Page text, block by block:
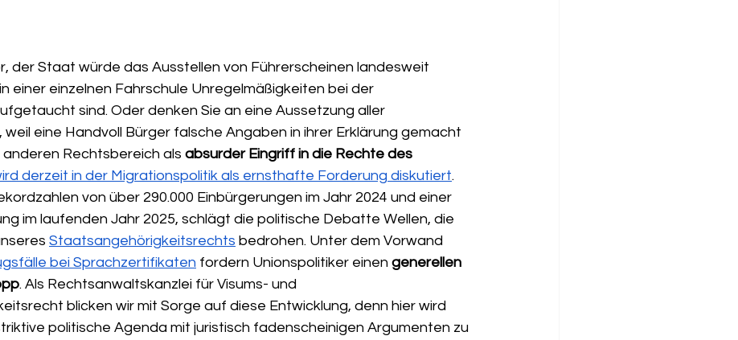
der Staat würde das Ausstellen von Führerscheinen landesweit
einer einzelnen Fahrschule Unregelmäßigkeiten bei der
sind. Oder denken Sie an eine Aussetzung aller
eine Handvoll Bürger falsche Angaben in ihrer Erklärung gemacht
anderen Rechtsbereich als absurder Eingriff in die Rechte des
derzeit in der Migrationspolitik als ernsthafte Forderung diskutiert.
von über 290.000 Einbürgerungen im Jahr 2024 und einer
im laufenden Jahr 2025, schlägt die politische Debatte Wellen, die
Staatsangehörigkeitsrechts bedrohen. Unter dem Vorwand
bei Sprachzertifikaten fordern Unionspolitiker einen generellen
. Als Rechtsanwaltskanzlei für Visums- und
blicken wir mit Sorge auf diese Entwicklung, denn hier wird
politische Agenda mit juristisch fadenscheinigen Argumenten zu